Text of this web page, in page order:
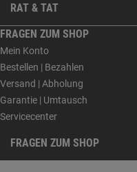
RAT & TAT
FRAGEN ZUM SHOP
Mein Konto
Bestellen | Bezahlen
Versand | Abholung
Garantie | Umtausch
Servicecenter
FRAGEN ZUM SHOP